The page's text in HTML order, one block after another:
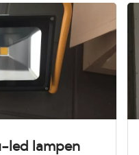
led lampen